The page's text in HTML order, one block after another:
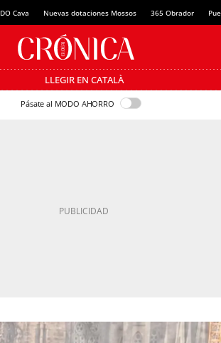
DO Cava Nuevas dotaciones Mossos 365 Obrador
LLEGIR EN CATALÀ
Pásate al MODO AHORRO